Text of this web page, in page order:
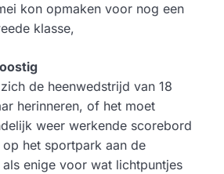
kon opmaken voor nog een
klasse,
de heenwedstrijd van 18
herinneren, of het moet
weer werkende scorebord
het sportpark aan de
enige voor wat lichtpuntjes